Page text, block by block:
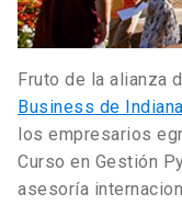
Fruto de la alianza
Business de
los empresarios
Curso en Gestión
asesoría